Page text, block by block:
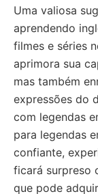
Uma valiosa
aprendendo
filmes e séries
aprimora sua
mas também
expressões do
com legendas
para legendas
confiante,
ficará surpreso
que pode